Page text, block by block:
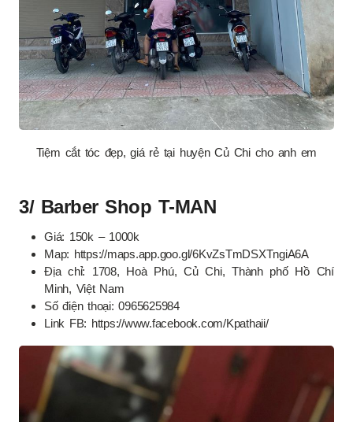
Tiệm cắt tóc đẹp, giá rẻ tại huyện Củ Chi cho anh em
3/ Barber Shop T-MAN
Giá: 150k – 1000k
Map: https://maps.app.goo.gl/6KvZsTmDSXTngiA6A
Địa chỉ: 1708, Hoà Phú, Củ Chi, Thành phố Hồ Chí
Minh, Việt Nam
Số điện thoại: 0965625984
Link FB: https://www.facebook.com/Kpathaii/